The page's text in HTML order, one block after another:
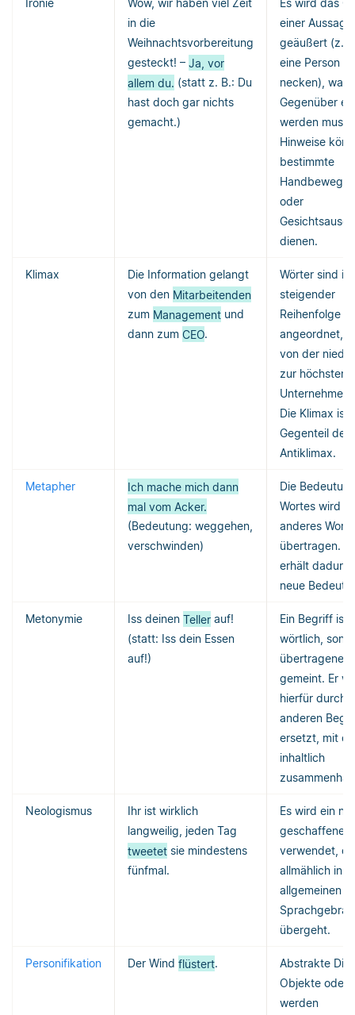
Ironie
Wow, wir haben viel Zeit
in die
Weihnachtsvorbereitung
gesteckt! – Ja, vor
allem du. (statt z. B.: Du
hast doch gar nichts
gemacht.)
Es wird das
einer Aussage
geäußert (z.
eine Person zu
necken), was
Gegenüber
werden muss.
Hinweise
bestimmte
oder
dienen.
Klimax
Die Information gelangt
von den Mitarbeitenden
zum Management und
dann zum CEO.
Wörter sind in
steigender
Reihenfolge
angeordnet,
von der
zur höchsten
Die Klimax ist
Gegenteil der
Antiklimax.
Metapher
Ich mache mich dann
mal vom Acker.
(Bedeutung: weggehen,
verschwinden)
Die
Wortes wird
anderes Wort
übertragen.
erhält
neue
Metonymie Iss deinen Teller auf!
(statt: Iss dein Essen
auf!)
Ein Begriff ist
wörtlich,
übertragenen
gemeint. Er
hierfür durch
anderen
ersetzt, mit
inhaltlich
Neologismus
Ihr ist wirklich
langweilig, jeden Tag
tweetet sie mindestens
fünfmal.
Es wird ein
geschaffenes
verwendet,
allmählich in
allgemeinen
übergeht.
Personifikation Der Wind flüstert.
Abstrakte
Objekte oder
werden